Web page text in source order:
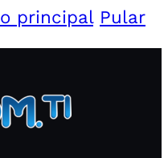
principal Pular